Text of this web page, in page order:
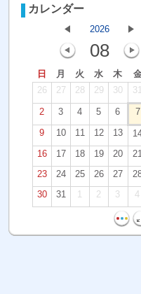
カレンダー
2026
08
日 月 火 水 木
26
27 28 29 30 31
2 3 4 5 6 7
9
10 11 12 13
16
17 18 19 20
23
24 25 26 27
30
31 1 2 3 4